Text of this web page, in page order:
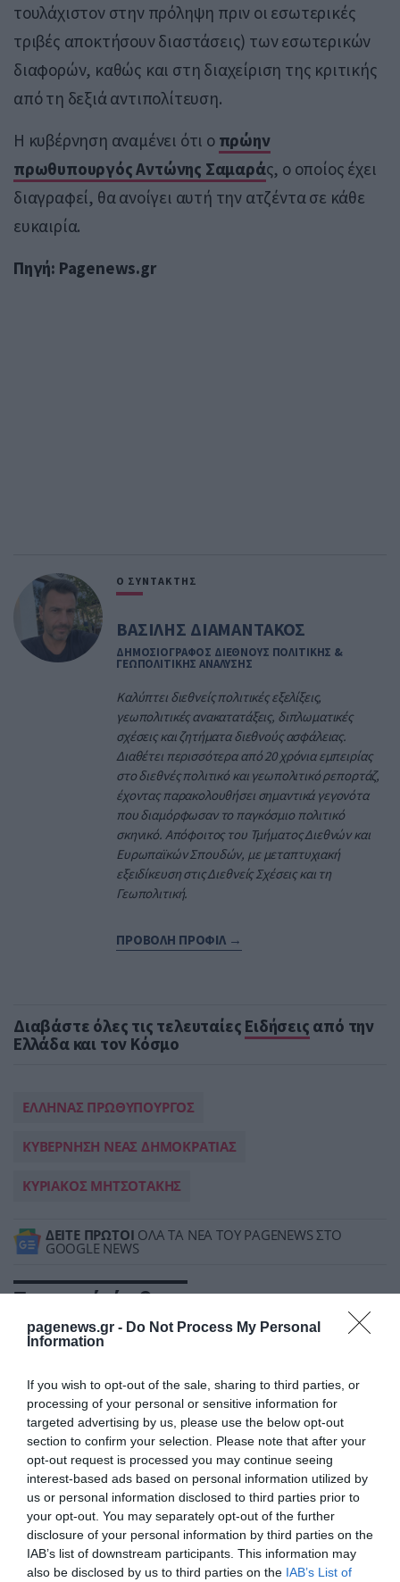
pagenews.gr - Do Not Process My Personal
Information
If you wish to opt-out of the sale, sharing to third parties, or
processing of your personal or sensitive information for
targeted advertising by us, please use the below opt-out
section to confirm your selection. Please note that after your
opt-out request is processed you may continue seeing
interest-based ads based on personal information utilized by
us or personal information disclosed to third parties prior to
your opt-out. You may separately opt-out of the further
disclosure of your personal information by third parties on the
IAB’s list of downstream participants. This information may
also be disclosed by us to third parties on the IAB’s List of
τουλάχιστον στην πρόληψη πριν οι εσωτερικές
τριβές αποκτήσουν διαστάσεις) των εσωτερικών
διαφορών, καθώς και στη διαχείριση της κριτικής
από τη δεξιά αντιπολίτευση.
Η κυβέρνηση αναμένει ότι ο πρώην
πρωθυπουργός Αντώνης Σαμαράς, ο οποίος έχει
διαγραφεί, θα ανοίγει αυτή την ατζέντα σε κάθε
ευκαιρία.
Πηγή: Pagenews.gr
Ο ΣΥΝΤΑΚΤΗΣ
ΒΑΣΙΛΗΣ ΔΙΑΜΑΝΤΑΚΟΣ
ΔΗΜΟΣΙΟΓΡΑΦΟΣ ΔΙΕΘΝΟΥΣ ΠΟΛΙΤΙΚΗΣ &
ΓΕΩΠΟΛΙΤΙΚΗΣ ΑΝΑΛΥΣΗΣ
Καλύπτει διεθνείς πολιτικές εξελίξεις,
γεωπολιτικές ανακατατάξεις, διπλωματικές
σχέσεις και ζητήματα διεθνούς ασφάλειας.
Διαθέτει περισσότερα από 20 χρόνια εμπειρίας
στο διεθνές πολιτικό και γεωπολιτικό ρεπορτάζ,
έχοντας παρακολουθήσει σημαντικά γεγονότα
που διαμόρφωσαν το παγκόσμιο πολιτικό
σκηνικό. Απόφοιτος του Τμήματος Διεθνών και
Ευρωπαϊκών Σπουδών, με μεταπτυχιακή
εξειδίκευση στις Διεθνείς Σχέσεις και τη
Γεωπολιτική.
ΠΡΟΒΟΛΗ ΠΡΟΦΙΛ →
Διαβάστε όλες τις τελευταίες Ειδήσεις από την
Ελλάδα και τον Κόσμο
ΕΛΛΗΝΑΣ ΠΡΩΘΥΠΟΥΡΓΟΣ
ΚΥΒΕΡΝΗΣΗ ΝΕΑΣ ΔΗΜΟΚΡΑΤΙΑΣ
ΚΥΡΙΑΚΟΣ ΜΗΤΣΟΤΑΚΗΣ
ΔΕΙΤΕ ΠΡΩΤΟΙ ΟΛΑ ΤΑ ΝΕΑ ΤΟΥ PAGENEWS ΣΤΟ
GOOGLE NEWS
Σχετικά άρθρα:
➤ Τα βλέμματα στραμμένα στη σημερινή ομιλία
➤ Οι άμεσες προτεραιότητες της κυβέρνησης ενόψει
Σεπτεμβρίου
➤ ΣΥΡΙΖΑ: «Ο κ. Μητσοτάκης προσπαθεί στη ΔΕΘ να
παρουσιάσει τον εαυτό του ως Άι Βασίλη του
Σεπτεμβρίου»
➤ Μητσοτάκης: Μόνο η Ουκρανία μπορεί να
αποφασίσει για ζητήματα κυριαρχίας
➤ Αλάσκα 2025 – Μία συνάντηση, διαφορετικές
επιδιώξεις